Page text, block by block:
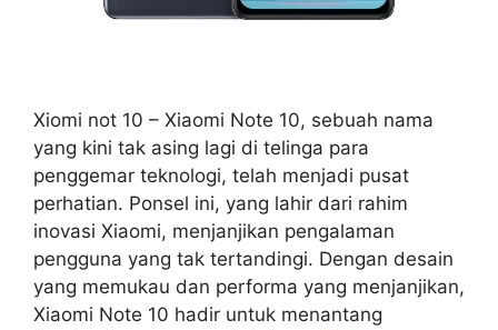
Xiomi not 10 – Xiaomi Note 10, sebuah nama
yang kini tak asing lagi di telinga para
penggemar teknologi, telah menjadi pusat
perhatian. Ponsel ini, yang lahir dari rahim
inovasi Xiaomi, menjanjikan pengalaman
pengguna yang tak tertandingi. Dengan desain
yang memukau dan performa yang menjanjikan,
Xiaomi Note 10 hadir untuk menantang